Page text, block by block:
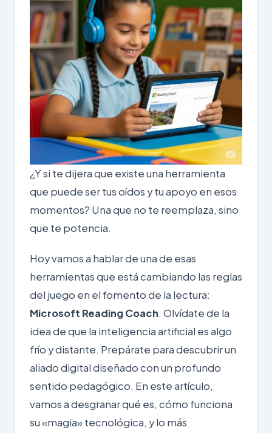
¿Y si te dijera que existe una herramienta
que puede ser tus oídos y tu apoyo en esos
momentos? Una que no te reemplaza, sino
que te potencia.
Hoy vamos a hablar de una de esas
herramientas que está cambiando las reglas
del juego en el fomento de la lectura:
Microsoft Reading Coach. Olvídate de la
idea de que la inteligencia artificial es algo
frío y distante. Prepárate para descubrir un
aliado digital diseñado con un profundo
sentido pedagógico. En este artículo,
vamos a desgranar qué es, cómo funciona
su «magia» tecnológica, y lo más